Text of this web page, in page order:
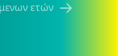
ετών